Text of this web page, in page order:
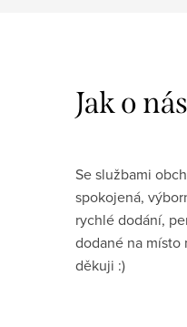
Se službami
spokojená,
rychlé dodání,
dodané na místo
děkuji :)